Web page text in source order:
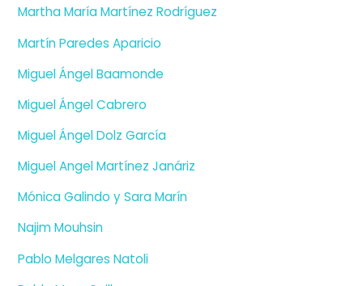
Martha María Martínez Rodríguez
Martín Paredes Aparicio
Miguel Ángel Baamonde
Miguel Ángel Cabrero
Miguel Ángel Dolz García
Miguel Angel Martínez Janáriz
Mónica Galindo y Sara Marín
Najim Mouhsin
Pablo Melgares Natoli